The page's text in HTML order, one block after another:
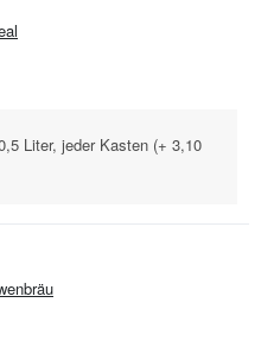
Liter, jeder Kasten (+ 3,10